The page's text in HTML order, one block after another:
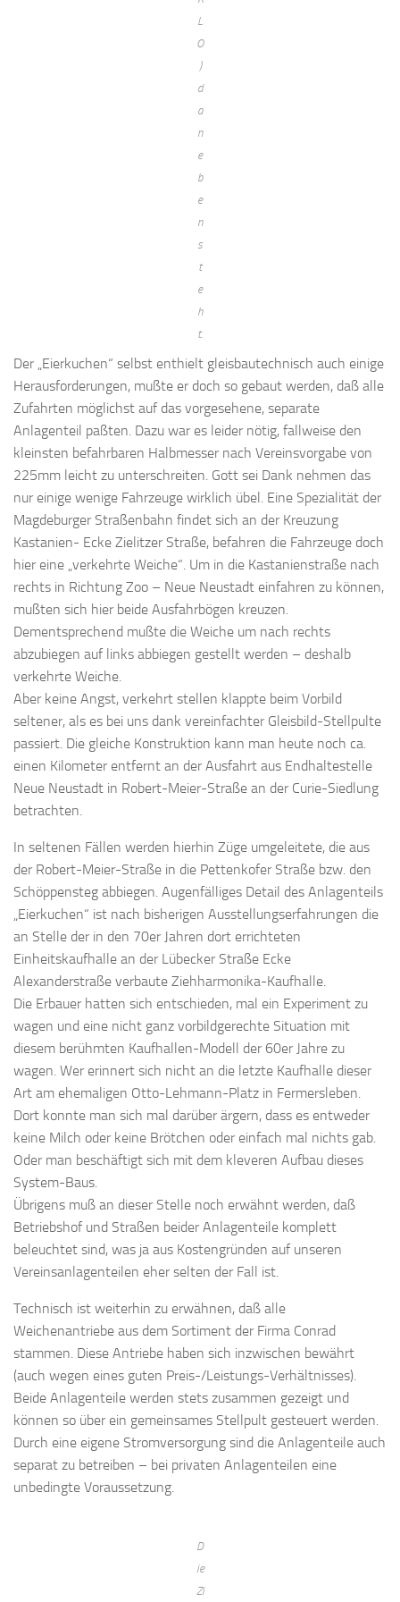
L
O
)
d
a
n
e
b
e
n
s
t
e
h
t.
Der „Eierkuchen“ selbst enthielt gleisbautechnisch auch einige
Herausforderungen, mußte er doch so gebaut werden, daß alle
Zufahrten möglichst auf das vorgesehene, separate
Anlagenteil paßten. Dazu war es leider nötig, fallweise den
kleinsten befahrbaren Halbmesser nach Vereinsvorgabe von
225mm leicht zu unterschreiten. Gott sei Dank nehmen das
nur einige wenige Fahrzeuge wirklich übel. Eine Spezialität der
Magdeburger Straßenbahn findet sich an der Kreuzung
Kastanien- Ecke Zielitzer Straße, befahren die Fahrzeuge doch
hier eine „verkehrte Weiche“. Um in die Kastanienstraße nach
rechts in Richtung Zoo – Neue Neustadt einfahren zu können,
mußten sich hier beide Ausfahrbögen kreuzen.
Dementsprechend mußte die Weiche um nach rechts
abzubiegen auf links abbiegen gestellt werden – deshalb
verkehrte Weiche.
Aber keine Angst, verkehrt stellen klappte beim Vorbild
seltener, als es bei uns dank vereinfachter Gleisbild-Stellpulte
passiert. Die gleiche Konstruktion kann man heute noch ca.
einen Kilometer entfernt an der Ausfahrt aus Endhaltestelle
Neue Neustadt in Robert-Meier-Straße an der Curie-Siedlung
betrachten.
In seltenen Fällen werden hierhin Züge umgeleitete, die aus
der Robert-Meier-Straße in die Pettenkofer Straße bzw. den
Schöppensteg abbiegen. Augenfälliges Detail des Anlagenteils
„Eierkuchen“ ist nach bisherigen Ausstellungserfahrungen die
an Stelle der in den 70er Jahren dort errichteten
Einheitskaufhalle an der Lübecker Straße Ecke
Alexanderstraße verbaute Ziehharmonika-Kaufhalle.
Die Erbauer hatten sich entschieden, mal ein Experiment zu
wagen und eine nicht ganz vorbildgerechte Situation mit
diesem berühmten Kaufhallen-Modell der 60er Jahre zu
wagen. Wer erinnert sich nicht an die letzte Kaufhalle dieser
Art am ehemaligen Otto-Lehmann-Platz in Fermersleben.
Dort konnte man sich mal darüber ärgern, dass es entweder
keine Milch oder keine Brötchen oder einfach mal nichts gab.
Oder man beschäftigt sich mit dem kleveren Aufbau dieses
System-Baus.
Übrigens muß an dieser Stelle noch erwähnt werden, daß
Betriebshof und Straßen beider Anlagenteile komplett
beleuchtet sind, was ja aus Kostengründen auf unseren
Vereinsanlagenteilen eher selten der Fall ist.
Technisch ist weiterhin zu erwähnen, daß alle
Weichenantriebe aus dem Sortiment der Firma Conrad
stammen. Diese Antriebe haben sich inzwischen bewährt
(auch wegen eines guten Preis-/Leistungs-Verhältnisses).
Beide Anlagenteile werden stets zusammen gezeigt und
können so über ein gemeinsames Stellpult gesteuert werden.
Durch eine eigene Stromversorgung sind die Anlagenteile auch
separat zu betreiben – bei privaten Anlagenteilen eine
unbedingte Voraussetzung.
D
ie
Zi